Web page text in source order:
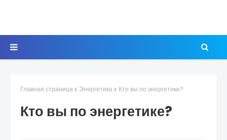
Главная страница Энергетика Кто вы по энергетике?
Кто вы по энергетике?